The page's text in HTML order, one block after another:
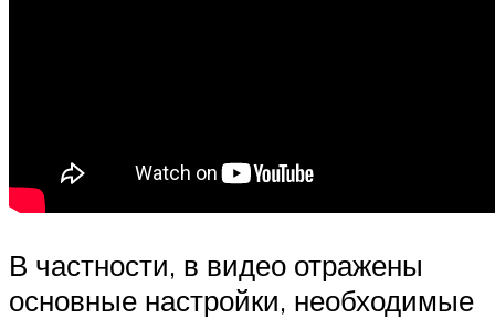
В частности, в видео отражены
основные настройки, необходимые